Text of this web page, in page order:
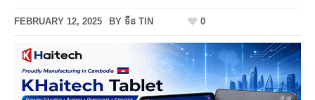
FEBRUARY 12, 2025 BY ទីន TIN 0